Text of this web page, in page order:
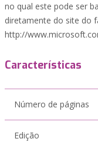
no qual este pode ser
diretamente do site do
http://
Características
Número de páginas
Edição